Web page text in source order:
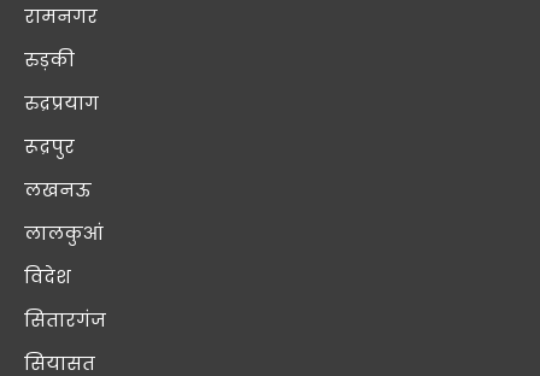
रामनगर
रुड़की
रुद्रप्रयाग
रूद्रपुर
लखनऊ
लालकुआं
विदेश
सितारगंज
सियासत